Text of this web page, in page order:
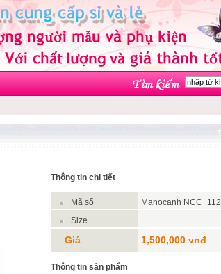
Thông tin chi tiết
Mã số
Manocanh NCC_112
Size
Giá 1,500,000 vnđ
Thông tin sản phẩm